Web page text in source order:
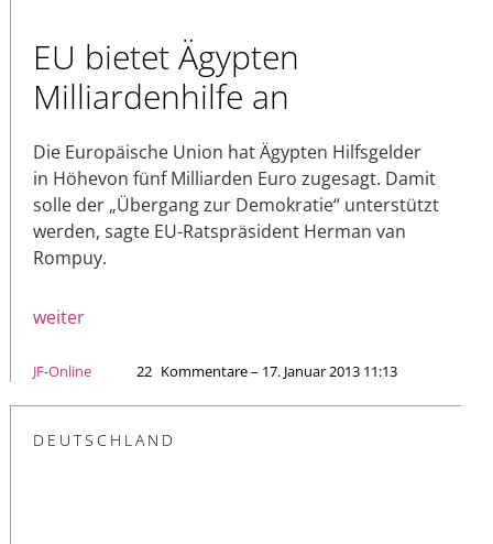
EU bietet Ägypten
Milliardenhilfe an
Die Europäische Union hat Ägypten Hilfsgelder
in Höhevon fünf Milliarden Euro zugesagt. Damit
solle der „Übergang zur Demokratie“ unterstützt
werden, sagte EU-Ratspräsident Herman van
Rompuy.
weiter
JF-Online 22 Kommentare – 17. Januar 2013 11:13
DEUTSCHLAND